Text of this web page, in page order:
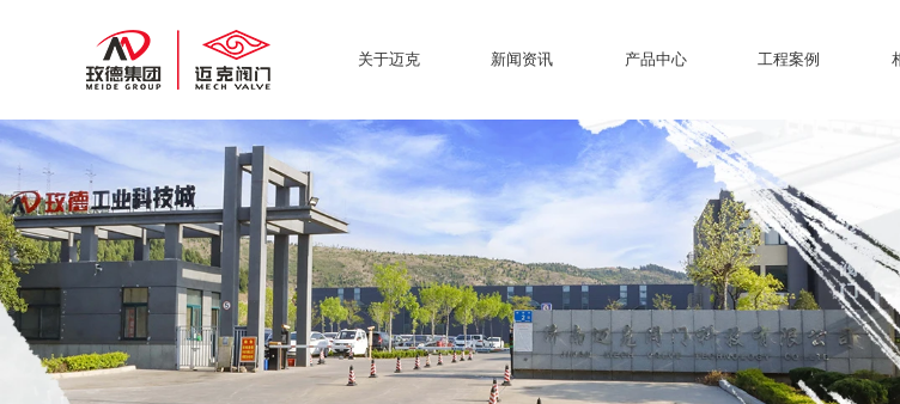
关于迈克 新闻资讯 产品中心 工程案例